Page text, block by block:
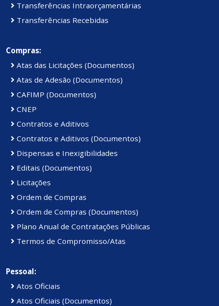
Transferências Intraorçamentárias
Transferências Recebidas
Compras:
Atas das Licitações (Documentos)
Atas de Adesão (Documentos)
CAFIMP (Documentos)
CNEP
Contratos e Aditivos
Contratos e Aditivos (Documentos)
Dispensas e Inexigibilidades
Editais (Documentos)
Licitações
Ordem de Compras
Ordem de Compras (Documentos)
Plano Anual de Contratações Públicas
Termos de Compromisso/Atas
Pessoal:
Atos Oficiais
Atos Oficiais (Documentos)